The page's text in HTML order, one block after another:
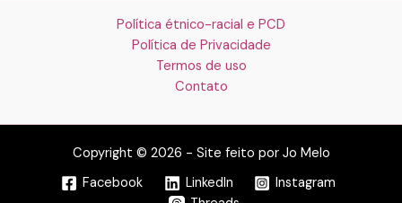
Política étnico-racial e PCD
Política de Privacidade
Termos de uso
Contato
Copyright © 2026 - Site feito por Jo Melo
Facebook
LinkedIn
Instagram